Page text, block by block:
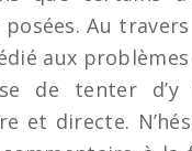
Au
aux
de tenter d’y
et directe.